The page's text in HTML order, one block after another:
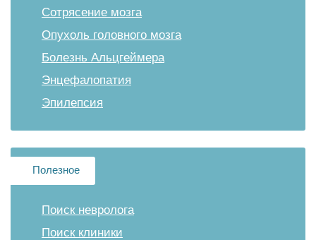
Сотрясение мозга
Опухоль головного мозга
Болезнь Альцгеймера
Энцефалопатия
Эпилепсия
Полезное
Поиск невролога
Поиск клиники